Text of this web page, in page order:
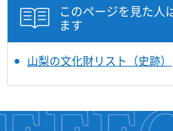
このページを見た人
ます
山梨の文化財リスト（史跡）